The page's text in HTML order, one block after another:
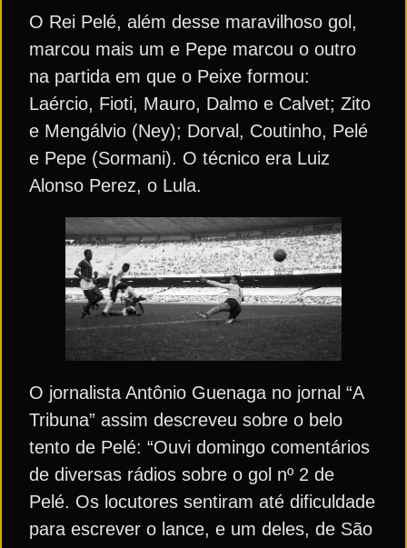
O Rei Pelé, além desse maravilhoso gol,
marcou mais um e Pepe marcou o outro
na partida em que o Peixe formou:
Laércio, Fioti, Mauro, Dalmo e Calvet; Zito
e Mengálvio (Ney); Dorval, Coutinho, Pelé
e Pepe (Sormani). O técnico era Luiz
Alonso Perez, o Lula.
O jornalista Antônio Guenaga no jornal “A
Tribuna” assim descreveu sobre o belo
tento de Pelé: “Ouvi domingo comentários
de diversas rádios sobre o gol nº 2 de
Pelé. Os locutores sentiram até dificuldade
para escrever o lance, e um deles, de São